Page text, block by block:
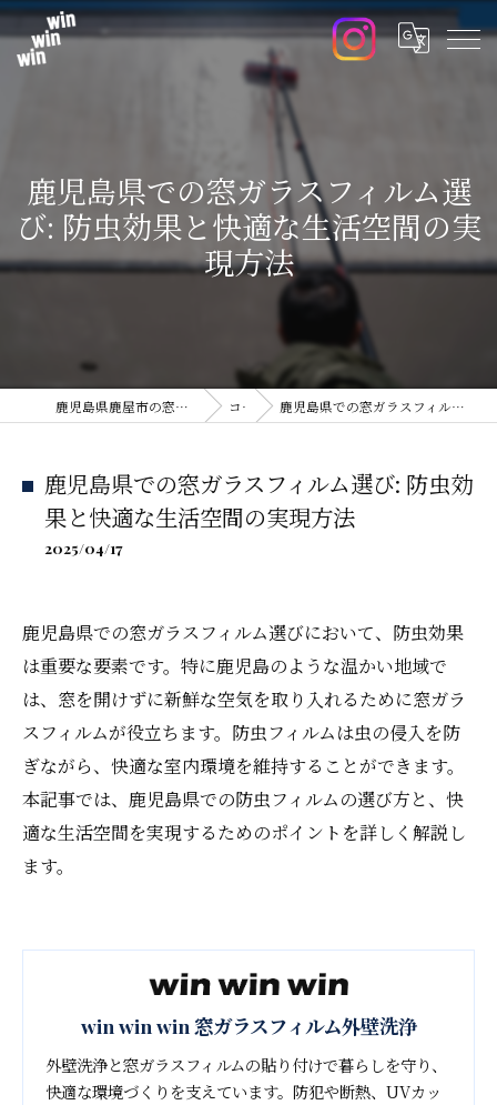
鹿児島県での窓ガラスフィルム選
び: 防虫効果と快適な生活空間の実
現方法
鹿児島県鹿屋市の窓ガラスフィルムならwin win win コラム 鹿児島県での窓ガラスフィルム選び: 防虫効果と快適な生活空間の実現方法
鹿児島県での窓ガラスフィルム選び: 防虫効
果と快適な生活空間の実現方法
2025/04/17
鹿児島県での窓ガラスフィルム選びにおいて、防虫効果
は重要な要素です。特に鹿児島のような温かい地域で
は、窓を開けずに新鮮な空気を取り入れるために窓ガラ
スフィルムが役立ちます。防虫フィルムは虫の侵入を防
ぎながら、快適な室内環境を維持することができます。
本記事では、鹿児島県での防虫フィルムの選び方と、快
適な生活空間を実現するためのポイントを詳しく解説し
ます。
win win win 窓ガラスフィルム外壁洗浄
外壁洗浄と窓ガラスフィルムの貼り付けで暮らしを守り、
快適な環境づくりを支えています。防犯や断熱、UVカッ